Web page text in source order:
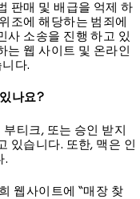
판매 및 배급을 억제 하
조에 해당하는 범죄에
사 소송을 진행 하고 있
는 웹 사이트 및 온라인
다.
나요?
티크, 또는 승인 받지
있습니다. 또한, 맥은 인
.
웹사이트에 “매장 찾